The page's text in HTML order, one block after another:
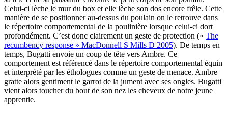
Celui-ci lèche le mur du box et elle lèche son dos encore frêle. Cette
manière de se positionner au-dessus du poulain on le retrouve dans
le répertoire comportemental de la poulinière lorsque celui-ci dort
profondément. C’est donc clairement un geste de protection (« The
recumbency response » MacDonnell S Mills D 2005). De temps en
temps, Bugatti envoie un coup de tête vers Ambre. Ce
comportement est référencé dans le répertoire comportemental équin
et interprété par les éthologues comme un geste de menace. Ambre
gratte alors gentiment le garrot de la jument avec ses ongles. Bugatti
vient alors toucher du bout de son nez les cheveux de notre jeune
apprentie.